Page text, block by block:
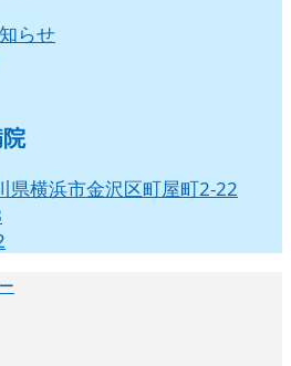
らせ
県横浜市金沢区町屋町2-22